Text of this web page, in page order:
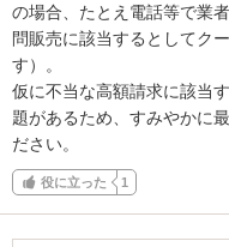
の場合、たとえ電話等で業
問販売に該当するとしてク
す）。
仮に不当な高額請求に該当
題があるため、すみやかに
ださい。
役に立った 1